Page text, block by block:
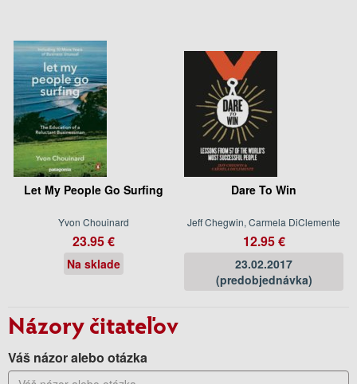
Let My People Go Surfing
Yvon Chouinard
23.95 €
Na sklade
Dare To Win
Jeff Chegwin, Carmela DiClemente
12.95 €
23.02.2017
(predobjednávka)
Názory čitateľov
Váš názor alebo otázka